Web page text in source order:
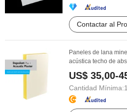
Contactar al
Paneles de lana
acústica techo de
US$ 35,00-
Cantidad Mínima: